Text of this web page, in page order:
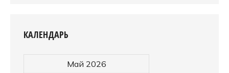
КАЛЕНДАРЬ
Май 2026